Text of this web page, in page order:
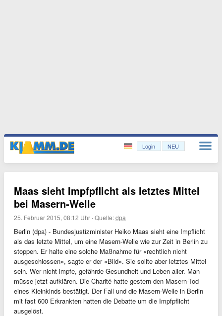
Login NEU
Maas sieht Impfpflicht als letztes Mittel
bei Masern-Welle
25. Februar 2015, 08:12 Uhr ·Quelle:dpa
Berlin (dpa) - Bundesjustizminister Heiko Maas sieht eine Impflicht
als das letzte Mittel, um eine Masern-Welle wie zur Zeit in Berlin zu
stoppen. Er halte eine solche Maßnahme für «rechtlich nicht
ausgeschlossen», sagte er der «Bild». Sie sollte aber letztes Mittel
sein. Wer nicht impfe, gefährde Gesundheit und Leben aller. Man
müsse jetzt aufklären. Die Charité hatte gestern den Masern-Tod
eines Kleinkinds bestätigt. Der Fall und die Masern-Welle in Berlin
mit fast 600 Erkrankten hatten die Debatte um die Impfpflicht
ausgelöst.